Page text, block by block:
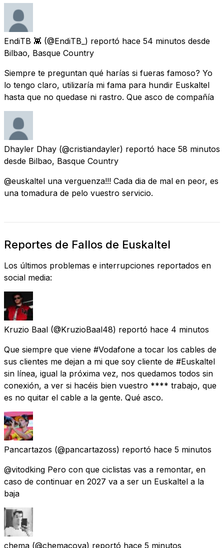
EndiTB 👾 (@EndiTB_) reportó hace 54 minutos desde
Bilbao, Basque Country
Siempre te preguntan qué harías si fueras famoso? Yo
lo tengo claro, utilizaría mi fama para hundir Euskaltel
hasta que no quedase ni rastro. Que asco de compañía
Dhayler Dhay (@cristiandayler) reportó hace 58 minutos
desde Bilbao, Basque Country
@euskaltel una verguenza!!! Cada dia de mal en peor, es
una tomadura de pelo vuestro servicio.
Reportes de Fallos de Euskaltel
Los últimos problemas e interrupciones reportados en
social media:
Kruzio Baal (@KruzioBaal48) reportó hace 4 minutos
Que siempre que viene #Vodafone a tocar los cables de
sus clientes me dejan a mi que soy cliente de #Euskaltel
sin línea, igual la próxima vez, nos quedamos todos sin
conexión, a ver si hacéis bien vuestro **** trabajo, que
es no quitar el cable a la gente. Qué asco.
Pancartazos (@pancartazoss) reportó hace 5 minutos
@vitodking Pero con que ciclistas vas a remontar, en
caso de continuar en 2027 va a ser un Euskaltel a la
baja
chema (@chemacova) reportó hace 5 minutos